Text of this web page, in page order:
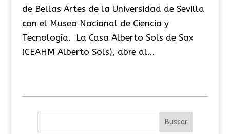
de Bellas Artes de la Universidad de Sevilla
con el Museo Nacional de Ciencia y
Tecnología. La Casa Alberto Sols de Sax
(CEAHM Alberto Sols), abre al...